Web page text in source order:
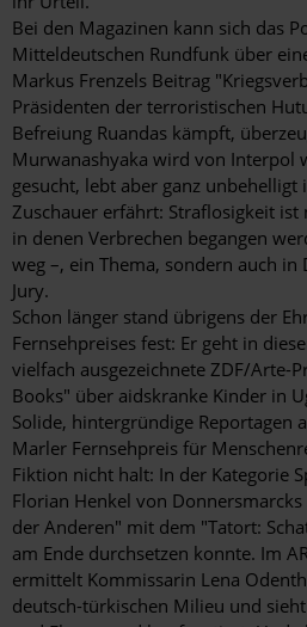
Bei den Magazinen kann sich das
Mitteldeutschen Rundfunk über
Markus Frenzels Beitrag
Präsidenten der terroristischen
Befreiung Ruandas kämpft,
Murwanashyaka wird von Interpol
gesucht, lebt aber ganz
Zuschauer erfährt: Straflosigkeit
in denen Verbrechen begangen
weg –, ein Thema, sondern auch
Jury.
Schon länger stand übrigens der
Fernsehpreises fest: Er geht in
vielfach ausgezeichnete ZDF/Arte-
Books" über aidskranke Kinder in
Solide, hintergründige Reportagen
Marler Fernsehpreis für
Fiktion nicht halt: In der Kategorie
Florian Henkel von Donnersmarcks
der Anderen" mit dem "Tatort:
am Ende durchsetzen konnte. Im
ermittelt Kommissarin Lena
deutsch-türkischen Milieu und